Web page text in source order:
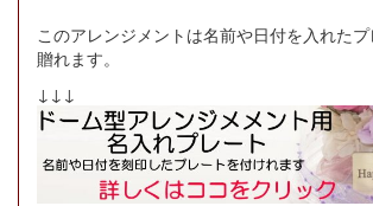
このアレンジメントは名前や日付を入れた
贈れます。
↓↓↓